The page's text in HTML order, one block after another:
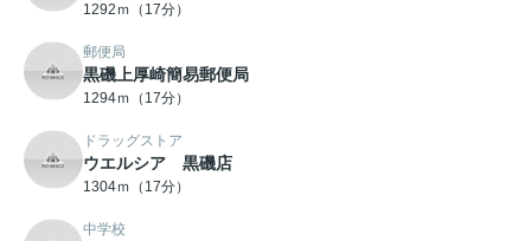
1292ｍ（17分）
郵便局
黒磯上厚崎簡易郵便局
1294ｍ（17分）
ドラッグストア
ウエルシア 黒磯店
1304ｍ（17分）
中学校